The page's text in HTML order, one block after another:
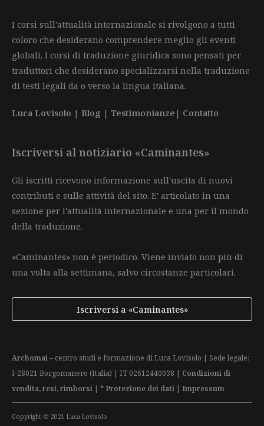
I corsi sull'attualità internazionale si rivolgono a tutti
coloro che desiderano comprendere meglio gli eventi
globali. I corsi di traduzione giuridica sono pensati per
traduttori che desiderano specializzarsi nella traduzione
di testi legali da o verso la lingua italiana.
Luca Lovisolo | Blog | Testimonianze | Contatto
Iscriversi al notiziario «Caminantes»
Gli iscritti ricevono informazione sull'uscita di nuovi
contributi e sulle attività del sito. E' articolato in una
sezione per l'attualità internazionale e una per il mondo
della traduzione.
«Caminantes» non è periodico. Viene inviato non più di
una volta alla settimana, salvo circostanze particolari.
Iscriversi a «Caminantes»
Archomai– centro studi e formazione di Luca Lovisolo | Sede legale:
I-28021 Borgomanero (Italia) | IT 02612440038 | Condizioni di
vendita, resi, rimborsi | * Protezione dei dati | Impressum
Copyright © 2021 Luca Lovisolo